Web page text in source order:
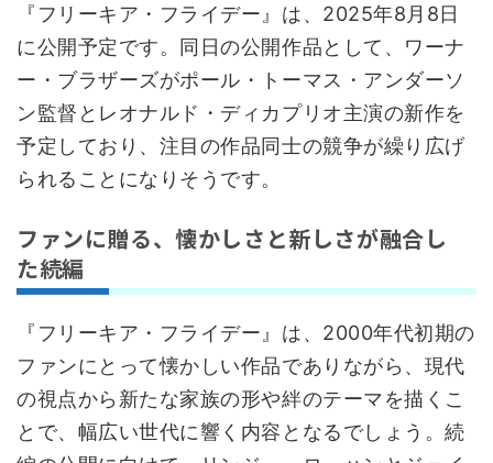
『フリーキア・フライデー』は、2025年8月8日
に公開予定です。同日の公開作品として、ワーナ
ー・ブラザーズがポール・トーマス・アンダーソ
ン監督とレオナルド・ディカプリオ主演の新作を
予定しており、注目の作品同士の競争が繰り広げ
られることになりそうです。
ファンに贈る、懐かしさと新しさが融合し
た続編
『フリーキア・フライデー』は、2000年代初期の
ファンにとって懐かしい作品でありながら、現代
の視点から新たな家族の形や絆のテーマを描くこ
とで、幅広い世代に響く内容となるでしょう。続